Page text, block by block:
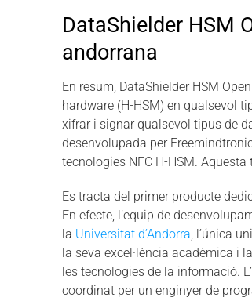
DataShielder HSM
andorrana
En resum, DataShielder HSM
hardware (H-HSM) en qualsevol
xifrar i signar qualsevol tipus de
desenvolupada per
tecnologies NFC H-HSM.
Es tracta del primer producte
En efecte, l’equip de
la Universitat d’Andorra, l’única
la seva excel·lència acadèmica i
les tecnologies de la informació.
coordinat per un enginyer de